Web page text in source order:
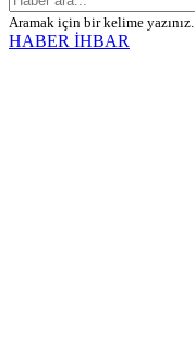
Aramak için bir kelime yazınız.
HABER İHBAR